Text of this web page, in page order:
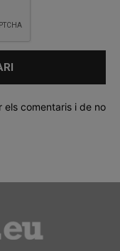
els comentaris i de no